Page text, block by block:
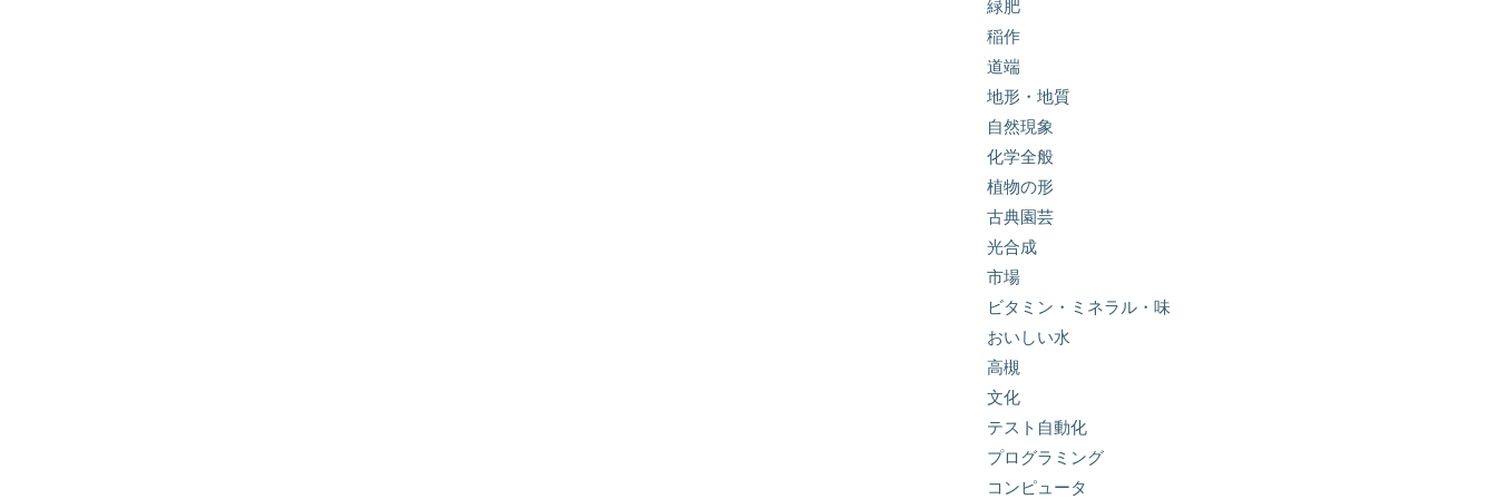
緑肥
稲作
道端
地形・地質
自然現象
化学全般
植物の形
古典園芸
光合成
市場
ビタミン・ミネラル・味
おいしい水
高槻
文化
テスト自動化
プログラミング
コンピュータ